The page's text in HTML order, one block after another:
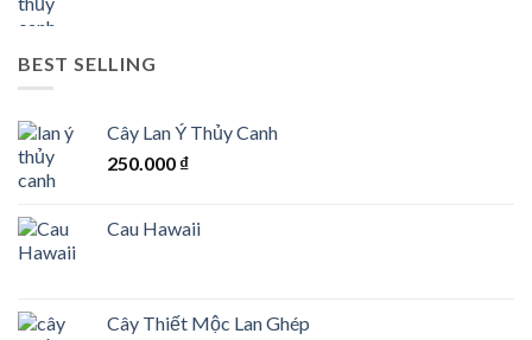
BEST SELLING
Cây Lan Ý Thủy Canh
250.000 ₫
Cau Hawaii
Cây Thiết Mộc Lan Ghép